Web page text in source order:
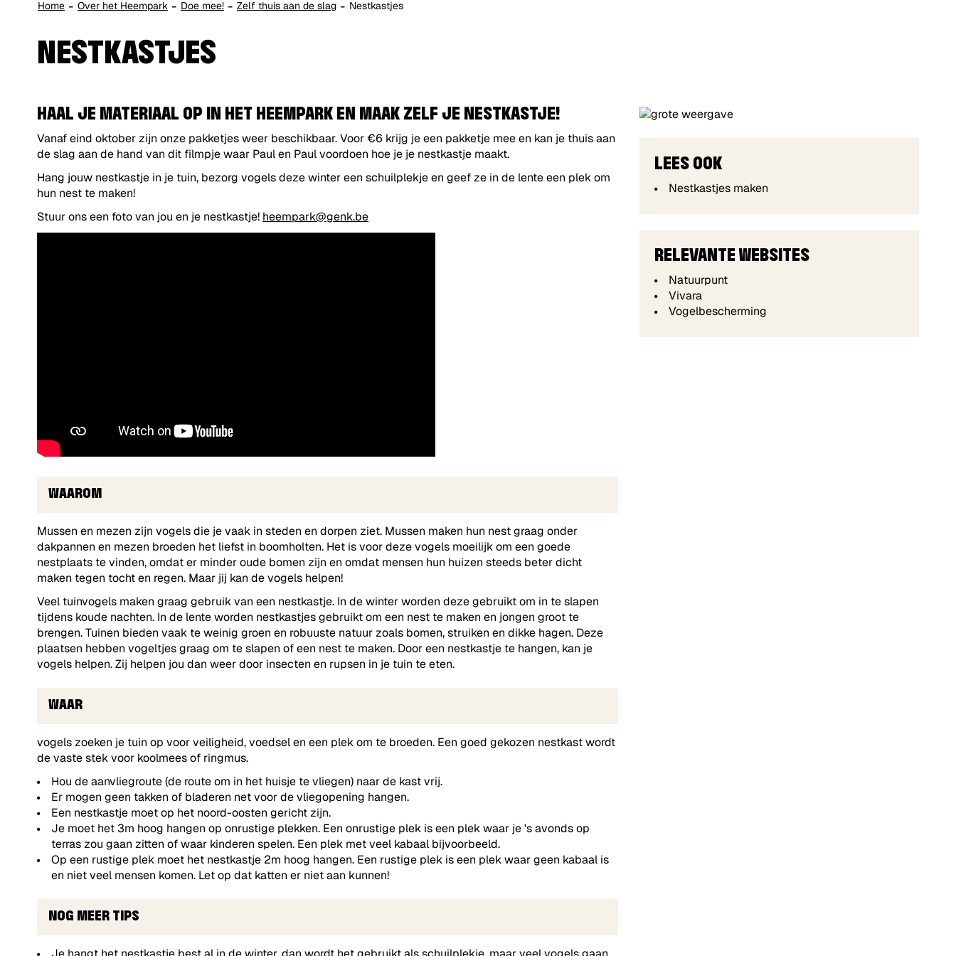
Home Over het Heempark Doe mee! Zelf thuis aan de slag Nestkastjes
NESTKASTJES
HAAL JE MATERIAAL OP IN HET HEEMPARK EN MAAK ZELF JE NESTKASTJE!
Vanaf eind oktober zijn onze pakketjes weer beschikbaar. Voor €6 krijg je een pakketje mee en kan je thuis aan
de slag aan de hand van dit filmpje waar Paul en Paul voordoen hoe je je nestkastje maakt.
Hang jouw nestkastje in je tuin, bezorg vogels deze winter een schuilplekje en geef ze in de lente een plek om
hun nest te maken!
Stuur ons een foto van jou en je nestkastje! heempark@genk.be
WAAROM
Mussen en mezen zijn vogels die je vaak in steden en dorpen ziet. Mussen maken hun nest graag onder
dakpannen en mezen broeden het liefst in boomholten. Het is voor deze vogels moeilijk om een goede
nestplaats te vinden, omdat er minder oude bomen zijn en omdat mensen hun huizen steeds beter dicht
maken tegen tocht en regen. Maar jij kan de vogels helpen!
Veel tuinvogels maken graag gebruik van een nestkastje. In de winter worden deze gebruikt om in te slapen
tijdens koude nachten. In de lente worden nestkastjes gebruikt om een nest te maken en jongen groot te
brengen. Tuinen bieden vaak te weinig groen en robuuste natuur zoals bomen, struiken en dikke hagen. Deze
plaatsen hebben vogeltjes graag om te slapen of een nest te maken. Door een nestkastje te hangen, kan je
vogels helpen. Zij helpen jou dan weer door insecten en rupsen in je tuin te eten.
WAAR
vogels zoeken je tuin op voor veiligheid, voedsel en een plek om te broeden. Een goed gekozen nestkast wordt
de vaste stek voor koolmees of ringmus.
Hou de aanvliegroute (de route om in het huisje te vliegen) naar de kast vrij.
Er mogen geen takken of bladeren net voor de vliegopening hangen.
Een nestkastje moet op het noord-oosten gericht zijn.
Je moet het 3m hoog hangen op onrustige plekken. Een onrustige plek is een plek waar je 's avonds op
terras zou gaan zitten of waar kinderen spelen. Een plek met veel kabaal bijvoorbeeld.
Op een rustige plek moet het nestkastje 2m hoog hangen. Een rustige plek is een plek waar geen kabaal is
en niet veel mensen komen. Let op dat katten er niet aan kunnen!
NOG MEER TIPS
LEES OOK
Nestkastjes maken
RELEVANTE WEBSITES
Natuurpunt
Vivara
Vogelbescherming